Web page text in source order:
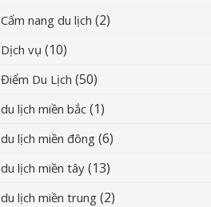
Cẩm nang du lịch (2)
Dịch vụ (10)
Điểm Du Lịch (50)
du lịch miền bắc (1)
du lịch miền đông (6)
du lịch miền tây (13)
du lịch miền trung (2)